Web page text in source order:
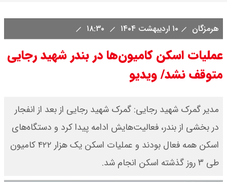
هرمزگان ۱۰ اردیبهشت ۱۴۰۴
عملیات اسکن کامیون‌ها در بندر شهید رجا‌یی
متوقف نشد/ ویدیو
مدیر گمرک شهید رجایی: گمرک شهید رجایی از بعد از انفجار
در بخشی از بندر، ‌فعالیت‌هایش ‌ادامه پیدا کرد و دستگاه‌های
اسکن ‌همه فعال بودند ‌و عملیات اسکن ‌یک هزار ۴۲۲ کامیون
طی ۳ روز گذشته ‌اسکن انجام شد‌.